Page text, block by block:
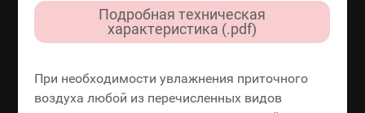
Подробная техническая
характеристика (.pdf)
При необходимости увлажнения приточного
воздуха любой из перечисленных видов